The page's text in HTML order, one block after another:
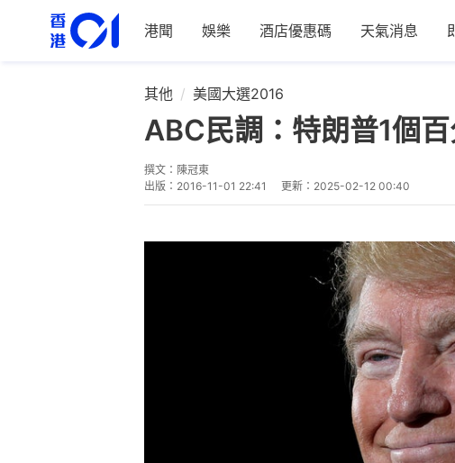
港聞 娛樂 酒店優惠碼 天氣消息
其他 美國大選2016
ABC民調：特朗普1個
撰文： 陳冠東
出版： 2016-11-01 22:41 更新： 2025-02-12 00:40